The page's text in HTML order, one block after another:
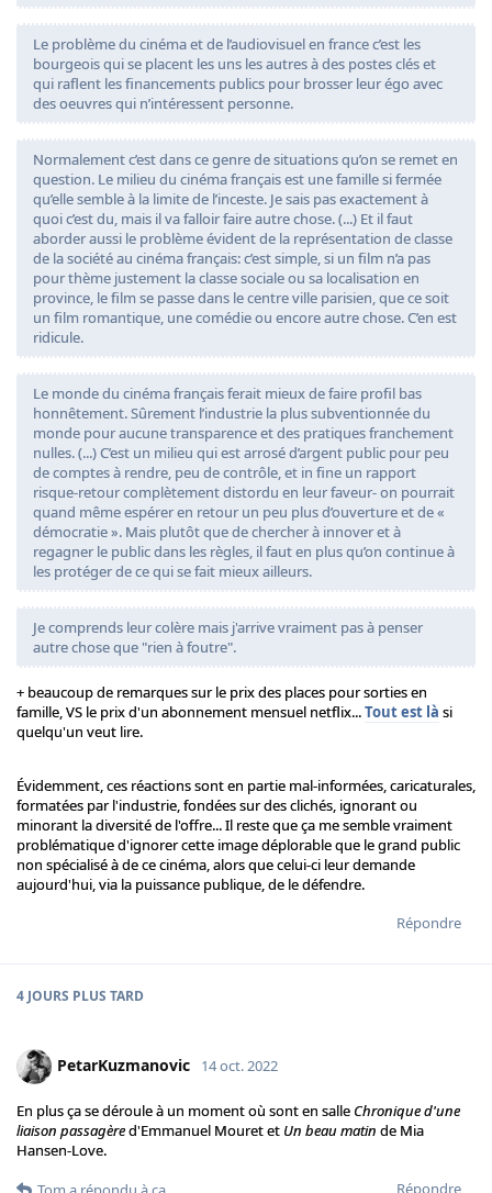
Le problème du cinéma et de l’audiovisuel en france c’est les
bourgeois qui se placent les uns les autres à des postes clés et
qui raflent les financements publics pour brosser leur égo avec
des oeuvres qui n’intéressent personne.
Normalement c’est dans ce genre de situations qu’on se remet en
question. Le milieu du cinéma français est une famille si fermée
qu’elle semble à la limite de l’inceste. Je sais pas exactement à
quoi c’est du, mais il va falloir faire autre chose. (...) Et il faut
aborder aussi le problème évident de la représentation de classe
de la société au cinéma français: c’est simple, si un film n’a pas
pour thème justement la classe sociale ou sa localisation en
province, le film se passe dans le centre ville parisien, que ce soit
un film romantique, une comédie ou encore autre chose. C’en est
ridicule.
Le monde du cinéma français ferait mieux de faire profil bas
honnêtement. Sûrement l’industrie la plus subventionnée du
monde pour aucune transparence et des pratiques franchement
nulles. (...) C’est un milieu qui est arrosé d’argent public pour peu
de comptes à rendre, peu de contrôle, et in fine un rapport
risque-retour complètement distordu en leur faveur- on pourrait
quand même espérer en retour un peu plus d’ouverture et de «
démocratie ». Mais plutôt que de chercher à innover et à
regagner le public dans les règles, il faut en plus qu’on continue à
les protéger de ce qui se fait mieux ailleurs.
Je comprends leur colère mais j'arrive vraiment pas à penser
autre chose que "rien à foutre".
+ beaucoup de remarques sur le prix des places pour sorties en
famille, VS le prix d'un abonnement mensuel netflix...Tout est là si
quelqu'un veut lire.
Évidemment, ces réactions sont en partie mal-informées, caricaturales,
formatées par l'industrie, fondées sur des clichés, ignorant ou
minorant la diversité de l'offre... Il reste que ça me semble vraiment
problématique d'ignorer cette image déplorable que le grand public
non spécialisé à de ce cinéma, alors que celui-ci leur demande
aujourd'hui, via la puissance publique, de le défendre.
Répondre
4 JOURS PLUS TARD
PetarKuzmanovic 14 oct. 2022
En plus ça se déroule à un moment où sont en salle Chronique d'une
liaison passagèred'Emmanuel Mouret et Un beau matin de Mia
Hansen-Love.
Répondre